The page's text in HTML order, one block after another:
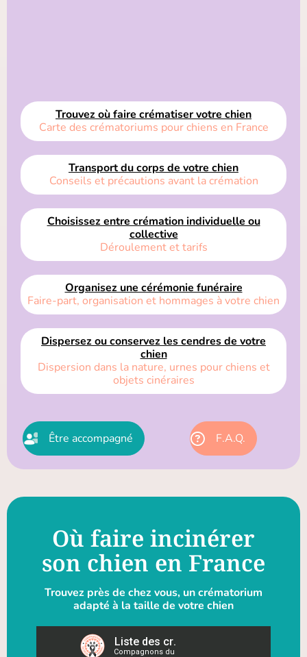
Trouvez où faire crématiser votre chien
Carte des crématoriums pour chiens en France
Transport du corps de votre chien
Conseils et précautions avant la crémation
Choisissez entre crémation individuelle ou
collective
Déroulement et tarifs
Organisez une cérémonie funéraire
Faire-part, organisation et hommages à votre chien
Dispersez ou conservez les cendres de votre
chien
Dispersion dans la nature, urnes pour chiens et
objets cinéraires
Être accompagné F.A.Q.
Où faire incinérer
son chien en France
Trouvez près de chez vous, un crématorium
adapté à la taille de votre chien